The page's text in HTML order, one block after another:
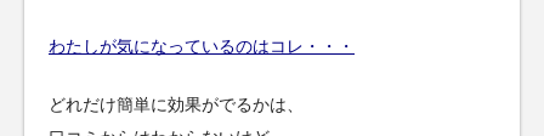
わたしが気になっているのはコレ・・・
どれだけ簡単に効果がでるかは、